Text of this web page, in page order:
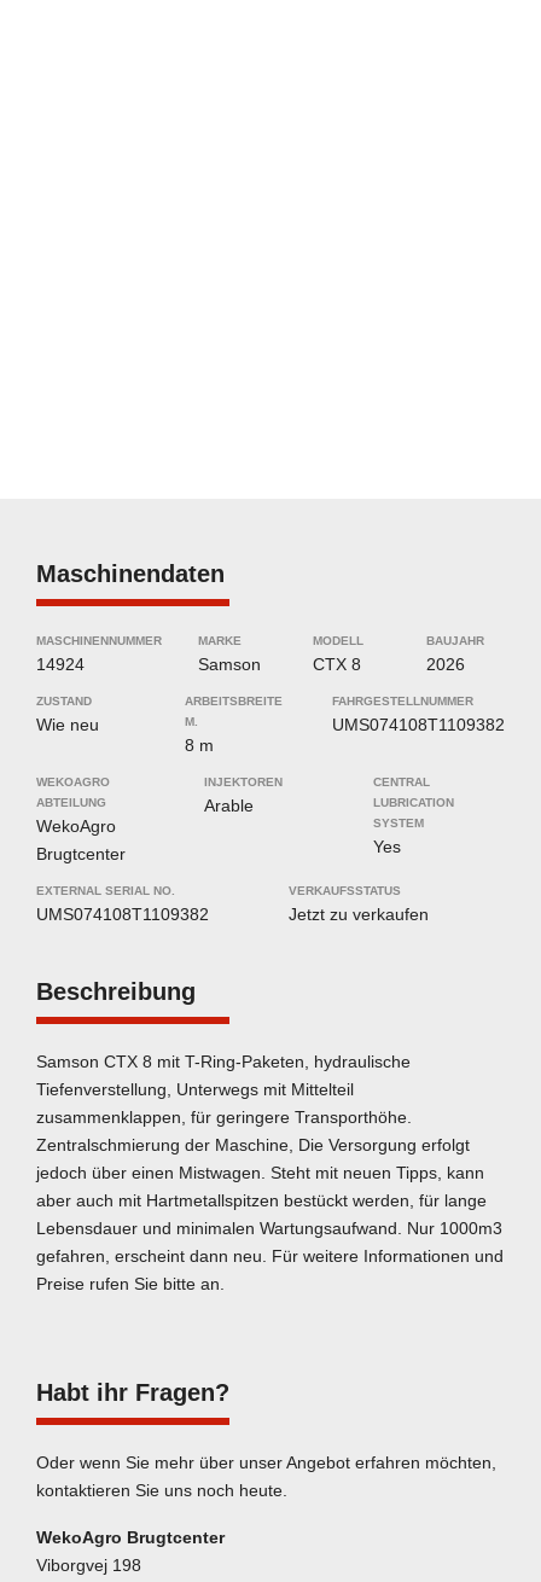
Maschinendaten
MASCHINENNUMMER
14924
MARKE
Samson
MODELL
CTX 8
BAUJAHR
2026
ZUSTAND
Wie neu
ARBEITSBREITE
M.
8 m
FAHRGESTELLNUMMER
UMS074108T1109382
WEKOAGRO
ABTEILUNG
WekoAgro
Brugtcenter
INJEKTOREN
Arable
CENTRAL
LUBRICATION
SYSTEM
Yes
EXTERNAL SERIAL NO.
UMS074108T1109382
VERKAUFSSTATUS
Jetzt zu verkaufen
Beschreibung
Samson CTX 8 mit T-Ring-Paketen, hydraulische
Tiefenverstellung, Unterwegs mit Mittelteil
zusammenklappen, für geringere Transporthöhe.
Zentralschmierung der Maschine, Die Versorgung erfolgt
jedoch über einen Mistwagen. Steht mit neuen Tipps, kann
aber auch mit Hartmetallspitzen bestückt werden, für lange
Lebensdauer und minimalen Wartungsaufwand. Nur 1000m3
gefahren, erscheint dann neu. Für weitere Informationen und
Preise rufen Sie bitte an.
Habt ihr Fragen?
Oder wenn Sie mehr über unser Angebot erfahren möchten,
kontaktieren Sie uns noch heute.
WekoAgro Brugtcenter
Viborgvej 198